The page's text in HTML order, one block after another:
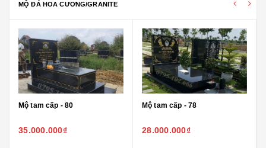
MỘ ĐÁ HOA CƯƠNG/GRANITE
Mộ tam cấp - 80
35.000.000₫
Mộ tam cấp - 78
28.000.000₫